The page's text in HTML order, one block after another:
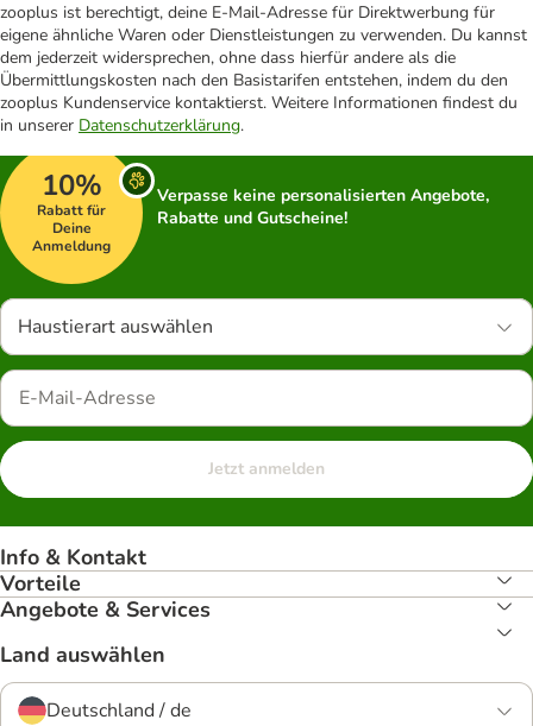
zooplus ist berechtigt, deine E-Mail-Adresse für Direktwerbung für
eigene ähnliche Waren oder Dienstleistungen zu verwenden. Du kannst
dem jederzeit widersprechen, ohne dass hierfür andere als die
Übermittlungskosten nach den Basistarifen entstehen, indem du den
zooplus Kundenservice kontaktierst. Weitere Informationen findest du
in unserer Datenschutzerklärung.
10%
Rabatt für
Deine
Anmeldung
Verpasse keine personalisierten Angebote,
Rabatte und Gutscheine!
Haustierart auswählen
Jetzt anmelden
Info & Kontakt
Vorteile
Angebote & Services
Land auswählen
Deutschland / de